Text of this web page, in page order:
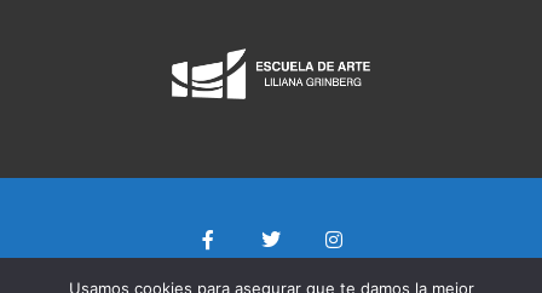
Usamos cookies para asegurar que te damos la mejor